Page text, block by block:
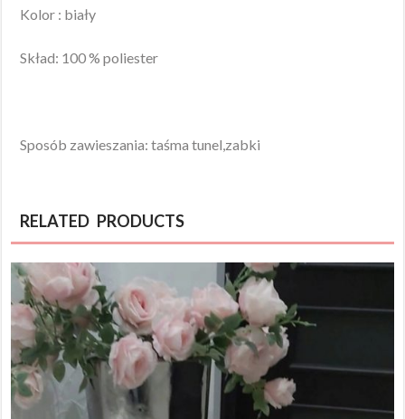
Kolor : biały
Skład: 100 % poliester
Sposób zawieszania: taśma tunel,zabki
RELATED PRODUCTS